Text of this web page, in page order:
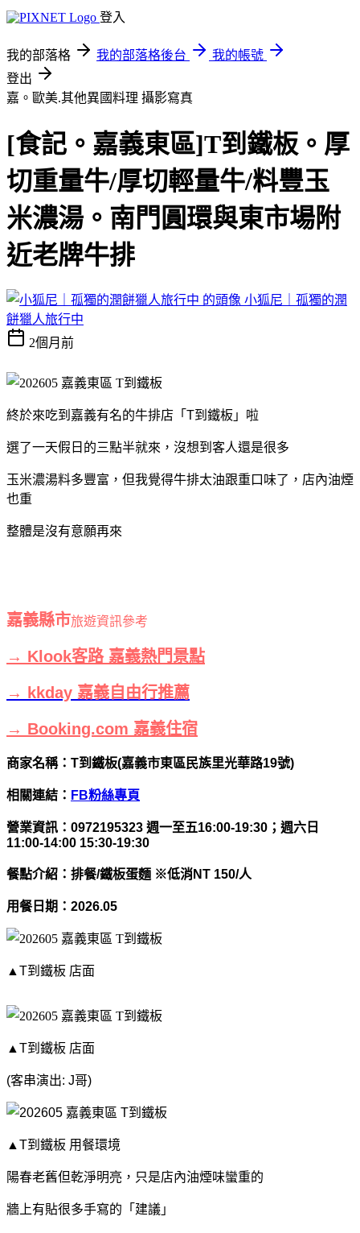
登入
我的部落格 我的部落格後台
我的帳號
登出
嘉。歐美.其他異國料理 攝影寫真
[食記。嘉義東區]T到鐵板。厚
切重量牛/厚切輕量牛/料豐玉
米濃湯。南門圓環與東市場附
近老牌牛排
小狐尼｜孤獨的潤
餅獵人旅行中
2個月前
終於來吃到嘉義有名的牛排店「T到鐵板」啦
選了一天假日的三點半就來，沒想到客人還是很多
玉米濃湯料多豐富，但我覺得牛排太油跟重口味了，店內油煙
也重
整體是沒有意願再來
嘉義縣市旅遊資訊參考
→ Klook客路 嘉義熱門景點
→ kkday 嘉義自由行推薦
→ Booking.com 嘉義住宿
商家名稱：T到鐵板(嘉義市東區民族里光華路19號)
相關連結： FB粉絲專頁
營業資訊：0972195323 週一至五16:00-19:30；週六日
11:00-14:00 15:30-19:30
餐點介紹：排餐/鐵板蛋麵 ※低消NT 150/人
用餐日期：2026.05
▲T到鐵板 店面
▲T到鐵板 店面
(客串演出: J哥)
▲T到鐵板 用餐環境
陽春老舊但乾淨明亮，只是店內油煙味蠻重的
牆上有貼很多手寫的「建議」